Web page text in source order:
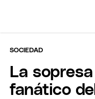
SOCIEDAD
La
fanático